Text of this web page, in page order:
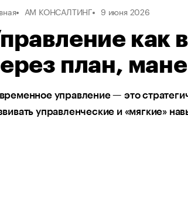
валюты
АМ КОНСАЛТИНГ 9 июня 2026
как
план,
управление — это
управленческие и «мягкие»